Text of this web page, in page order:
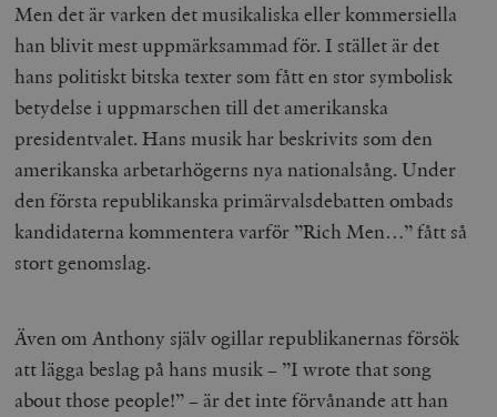
Men det är varken det musikaliska eller kommersiella
han blivit mest uppmärksammad för. I stället är det
hans politiskt bitska texter som fått en stor symbolisk
betydelse i uppmarschen till det amerikanska
presidentvalet. Hans musik har beskrivits som den
amerikanska arbetarhögerns nya nationalsång. Under
den första republikanska primärvalsdebatten ombads
kandidaterna kommentera varför ”Rich Men…” fått så
stort genomslag.
Även om Anthony själv ogillar republikanernas försök
att lägga beslag på hans musik – ”I wrote that song
about those people!” – är det inte förvånande att han